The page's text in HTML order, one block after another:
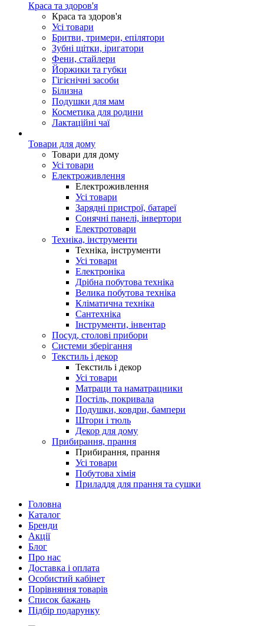
Краса та здоров'я
Краса та здоров'я
Усі товари
Бритви, тримери, епілятори
Зубні щітки, іригатори
Фени, стайлери
Йоржики та губки
Гігієнічні засоби
Білизна
Подушки для мам
Косметика для родини
Лактаційні чаї
Товари для дому
Товари для дому
Усі товари
Електроживлення
Електроживлення
Усі товари
Зарядні пристрої, батареї
Сонячні панелі, інвертори
Електротовари
Техніка, інструменти
Техніка, інструменти
Усі товари
Електроніка
Дрібна побутова техніка
Велика побутова техніка
Кліматична техніка
Сантехніка
Інструменти, інвентар
Посуд, столові прибори
Системи зберігання
Текстиль і декор
Текстиль і декор
Усі товари
Матраци та наматрацники
Постіль, покривала
Подушки, ковдри, бампери
Штори і тюль
Декор для дому
Прибирання, прання
Прибирання, прання
Усі товари
Побутова хімія
Приладдя для прання та сушки
Головна
Каталог
Бренди
Акції
Блог
Про нас
Доставка і оплата
Особистий кабінет
Порівняння товарів
Список бажань
Підбір подарунку